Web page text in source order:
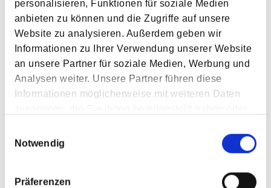
personalisieren, Funktionen für soziale Medien
anbieten zu können und die Zugriffe auf unsere
Website zu analysieren. Außerdem geben wir
Informationen zu Ihrer Verwendung unserer Website
an unsere Partner für soziale Medien, Werbung und
Analysen weiter. Unsere Partner führen diese
Informationen möglicherweise mit weiteren Daten
gesammelt haben.
Notwendig
Präferenzen
GESCHÄFTSFÜHRENDER OBERARZT
Hans Forkl
Facharzt Orthopädie, Kinderorthopädie, Akupunktur